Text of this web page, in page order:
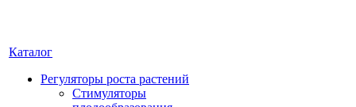
Каталог
Регуляторы роста растений
Стимуляторы